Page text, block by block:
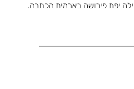
יפת פירושה בארמית הכתבה.